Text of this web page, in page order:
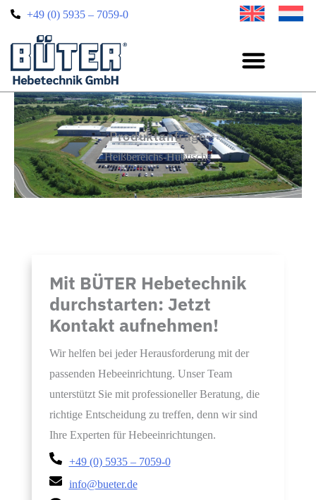
+49 (0) 5935 – 7059-0
Produktanfrage
Heißbereichs-Hubtische
Mit BÜTER Hebetechnik
durchstarten: Jetzt
Kontakt aufnehmen!
Wir helfen bei jeder Herausforderung mit der
passenden Hebeeinrichtung. Unser Team
unterstützt Sie mit professioneller Beratung, die
richtige Entscheidung zu treffen, denn wir sind
Ihre Experten für Hebeeinrichtungen.
+49 (0) 5935 – 7059-0
info@bueter.de